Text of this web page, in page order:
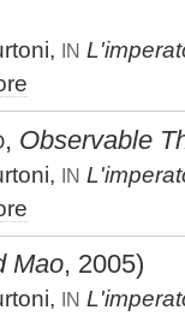
IN
, Observable
IN
Mao, 2005)
IN